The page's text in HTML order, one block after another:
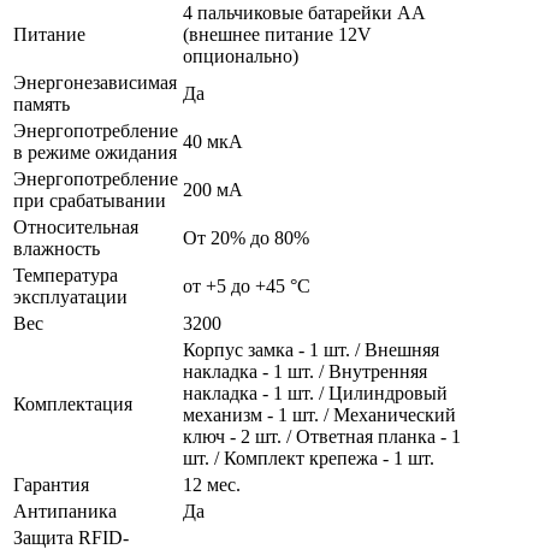
Питание
4 пальчиковые батарейки AA
(внешнее питание 12V
опционально)
Энергонезависимая
память
Да
Энергопотребление
в режиме ожидания
40 мкА
Энергопотребление
при срабатывании
200 мА
Относительная
влажность
От 20% до 80%
Температура
эксплуатации
от +5 до +45 °С
Вес
3200
Комплектация
Корпус замка - 1 шт. / Внешняя
накладка - 1 шт. / Внутренняя
накладка - 1 шт. / Цилиндровый
механизм - 1 шт. / Механический
ключ - 2 шт. / Ответная планка - 1
шт. / Комплект крепежа - 1 шт.
Гарантия
12 мес.
Антипаника
Да
Защита RFID-